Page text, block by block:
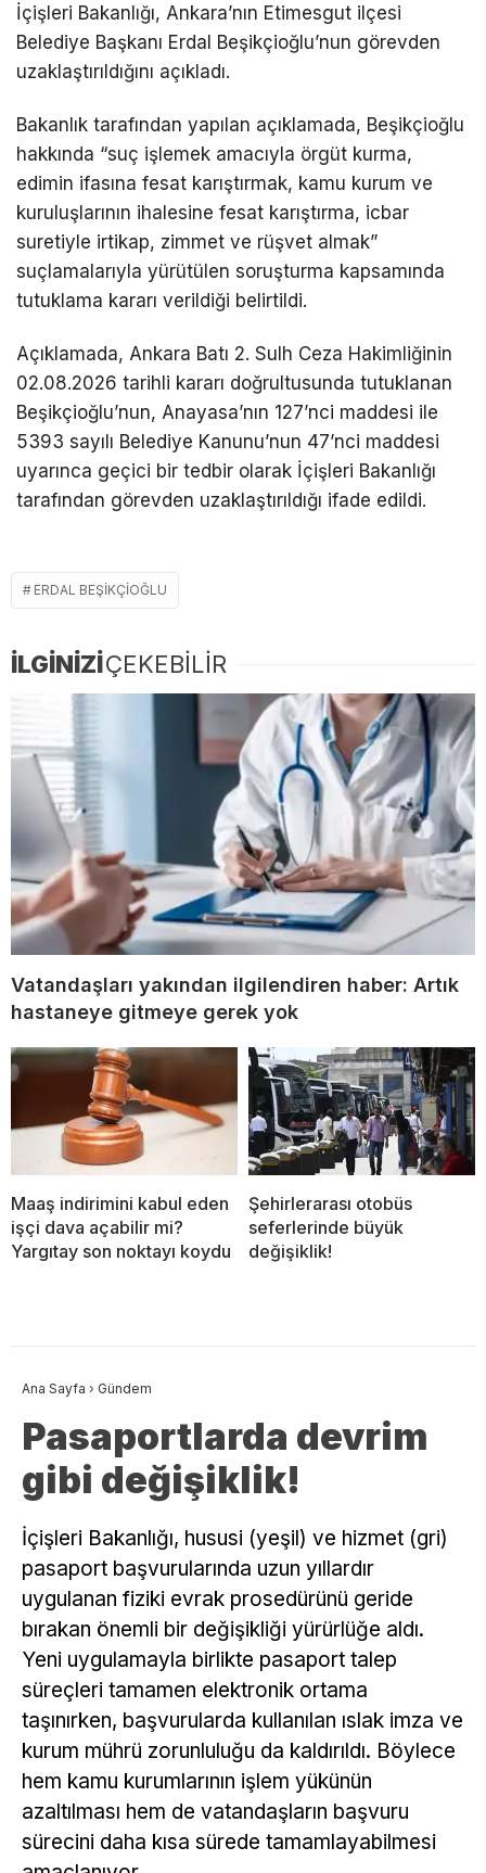
İçişleri Bakanlığı, Ankara’nın Etimesgut ilçesi
Belediye Başkanı Erdal Beşikçioğlu’nun görevden
uzaklaştırıldığını açıkladı.
Bakanlık tarafından yapılan açıklamada, Beşikçioğlu
hakkında “suç işlemek amacıyla örgüt kurma,
edimin ifasına fesat karıştırmak, kamu kurum ve
kuruluşlarının ihalesine fesat karıştırma, icbar
suretiyle irtikap, zimmet ve rüşvet almak”
suçlamalarıyla yürütülen soruşturma kapsamında
tutuklama kararı verildiği belirtildi.
Açıklamada, Ankara Batı 2. Sulh Ceza Hakimliğinin
02.08.2026 tarihli kararı doğrultusunda tutuklanan
Beşikçioğlu’nun, Anayasa’nın 127’nci maddesi ile
5393 sayılı Belediye Kanunu’nun 47’nci maddesi
uyarınca geçici bir tedbir olarak İçişleri Bakanlığı
tarafından görevden uzaklaştırıldığı ifade edildi.
ERDAL BEŞIKÇIOĞLU
İLGİNİZİÇEKEBİLİR
Vatandaşları yakından ilgilendiren haber: Artık
hastaneye gitmeye gerek yok
Maaş indirimini kabul eden
işçi dava açabilir mi?
Yargıtay son noktayı koydu
Şehirlerarası otobüs
seferlerinde büyük
değişiklik!
Ana Sayfa › Gündem
Pasaportlarda devrim
gibi değişiklik!
İçişleri Bakanlığı, hususi (yeşil) ve hizmet (gri)
pasaport başvurularında uzun yıllardır
uygulanan fiziki evrak prosedürünü geride
bırakan önemli bir değişikliği yürürlüğe aldı.
Yeni uygulamayla birlikte pasaport talep
süreçleri tamamen elektronik ortama
taşınırken, başvurularda kullanılan ıslak imza ve
kurum mührü zorunluluğu da kaldırıldı. Böylece
hem kamu kurumlarının işlem yükünün
azaltılması hem de vatandaşların başvuru
sürecini daha kısa sürede tamamlayabilmesi